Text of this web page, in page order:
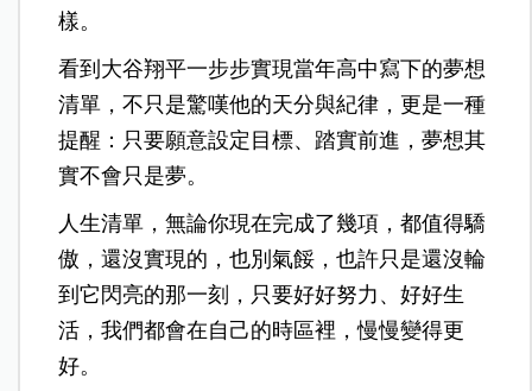
樣。
看到大谷翔平一步步實現當年高中寫下的夢想
清單，不只是驚嘆他的天分與紀律，更是一種
提醒：只要願意設定目標、踏實前進，夢想其
實不會只是夢。
人生清單，無論你現在完成了幾項，都值得驕
傲，還沒實現的，也別氣餒，也許只是還沒輪
到它閃亮的那一刻，只要好好努力、好好生
活，我們都會在自己的時區裡，慢慢變得更
好。